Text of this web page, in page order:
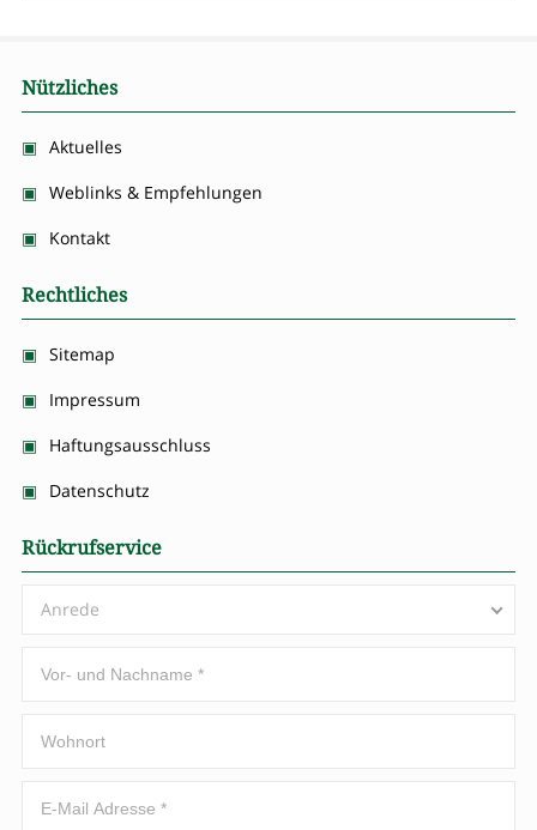
Nützliches
Aktuelles
Weblinks & Empfehlungen
Kontakt
Rechtliches
Sitemap
Impressum
Haftungsausschluss
Datenschutz
Rückrufservice
Anrede